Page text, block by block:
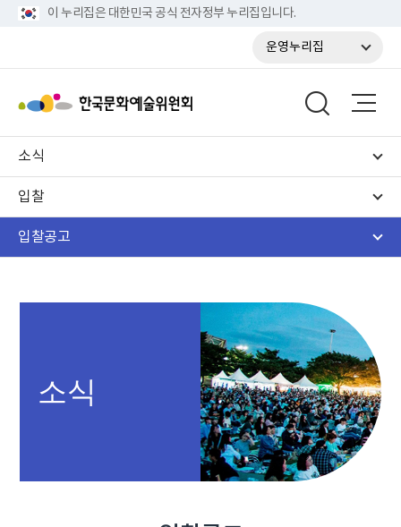
이 누리집은 대한민국 공식 전자정부 누리집입니다.
운영누리집
소식
입찰
입찰공고
소식